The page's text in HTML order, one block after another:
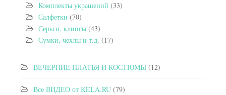
Комплекты украшений (33)
Салфетки (70)
Серьги, клипсы (43)
Сумки, чехлы и т.д. (17)
ВЕЧЕРНИЕ ПЛАТЬЯ И КОСТЮМЫ (12)
Все ВИДЕО от KELA.RU (79)